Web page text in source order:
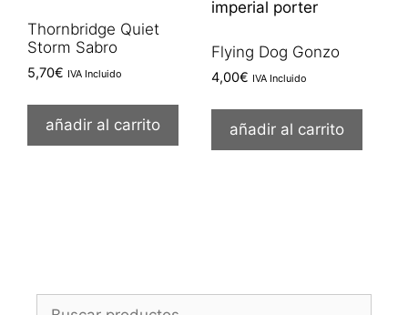
Thornbridge Quiet
Storm Sabro
5,70€ IVA Incluido
añadir al carrito
Flying Dog Gonzo
4,00€ IVA Incluido
añadir al carrito
Buscar